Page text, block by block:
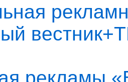
рекламы